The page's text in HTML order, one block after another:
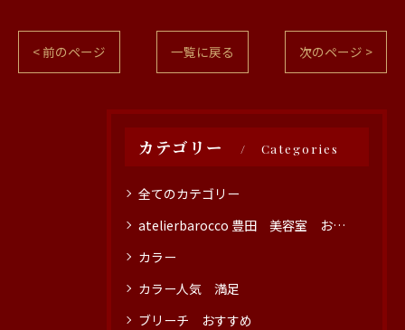
< 前のページ 一覧に戻る 次のページ >
カテゴリー Categories
全てのカテゴリー
atelierbarocco 豊田 美容室 おすすめ
カラー
カラー人気 満足
ブリーチ おすすめ